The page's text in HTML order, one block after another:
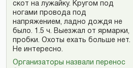
скот на лужайку. Кругом под
ногами провода под
напряжением, ладно дождя не
было. 1.5 ч. Выезжал от ярмарки,
пробки. Охоты ехать больше нет.
Не интересно.
Организаторы назвали перенос